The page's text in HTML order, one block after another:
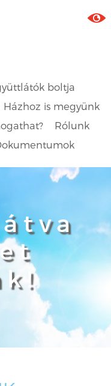
boltja
Házhoz is megyünk
Rólunk